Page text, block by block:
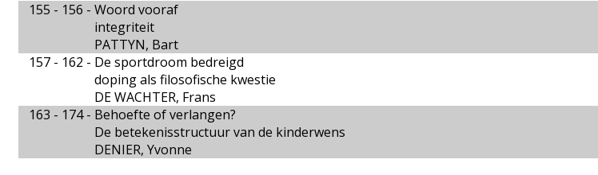
155 - 156 - Woord vooraf
integriteit
PATTYN, Bart
157 - 162 - De sportdroom bedreigd
doping als filosofische kwestie
DE WACHTER, Frans
163 - 174 - Behoefte of verlangen?
De betekenisstructuur van de kinderwens
DENIER, Yvonne